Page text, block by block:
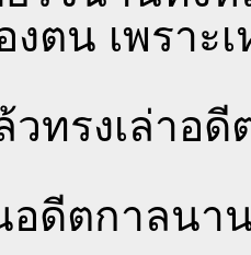
งตน เพราะ
วทรงเล่าอ
อดีตกาลนา